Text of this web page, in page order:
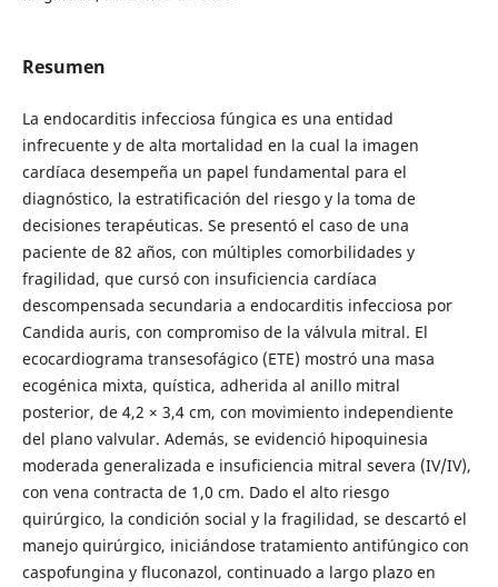
Resumen
La endocarditis infecciosa fúngica es una entidad
infrecuente y de alta mortalidad en la cual la imagen
cardíaca desempeña un papel fundamental para el
diagnóstico, la estratificación del riesgo y la toma de
decisiones terapéuticas. Se presentó el caso de una
paciente de 82 años, con múltiples comorbilidades y
fragilidad, que cursó con insuficiencia cardíaca
descompensada secundaria a endocarditis infecciosa por
Candida auris, con compromiso de la válvula mitral. El
ecocardiograma transesofágico (ETE) mostró una masa
ecogénica mixta, quística, adherida al anillo mitral
posterior, de 4,2 × 3,4 cm, con movimiento independiente
del plano valvular. Además, se evidenció hipoquinesia
moderada generalizada e insuficiencia mitral severa (IV/IV),
con vena contracta de 1,0 cm. Dado el alto riesgo
quirúrgico, la condición social y la fragilidad, se descartó el
manejo quirúrgico, iniciándose tratamiento antifúngico con
caspofungina y fluconazol, continuado a largo plazo en